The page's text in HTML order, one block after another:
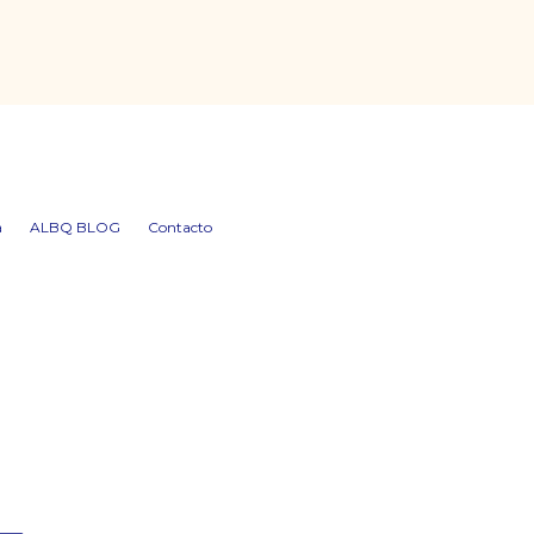
ALBQ BLOG
Contacto